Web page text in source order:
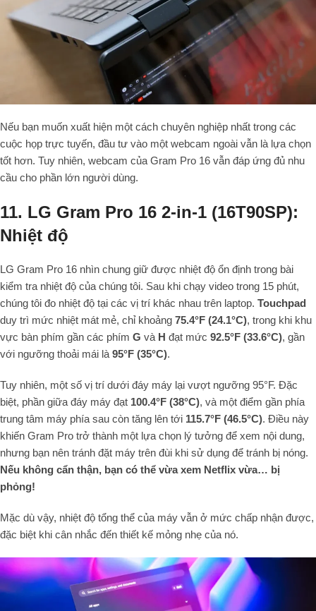
Nếu bạn muốn xuất hiện một cách chuyên nghiệp nhất trong các
cuộc họp trực tuyến, đầu tư vào một webcam ngoài vẫn là lựa chọn
tốt hơn. Tuy nhiên, webcam của Gram Pro 16 vẫn đáp ứng đủ nhu
cầu cho phần lớn người dùng.
11. LG Gram Pro 16 2-in-1 (16T90SP):
Nhiệt độ
LG Gram Pro 16 nhìn chung giữ được nhiệt độ ổn định trong bài
kiểm tra nhiệt độ của chúng tôi. Sau khi chạy video trong 15 phút,
chúng tôi đo nhiệt độ tại các vị trí khác nhau trên laptop. Touchpad
duy trì mức nhiệt mát mẻ, chỉ khoảng 75.4°F (24.1°C), trong khi khu
vực bàn phím gần các phím G và H đạt mức 92.5°F (33.6°C), gần
với ngưỡng thoải mái là 95°F (35°C).
Tuy nhiên, một số vị trí dưới đáy máy lại vượt ngưỡng 95°F. Đặc
biệt, phần giữa đáy máy đạt 100.4°F (38°C), và một điểm gần phía
trung tâm máy phía sau còn tăng lên tới 115.7°F (46.5°C). Điều này
khiến Gram Pro trở thành một lựa chọn lý tưởng để xem nội dung,
nhưng bạn nên tránh đặt máy trên đùi khi sử dụng để tránh bị nóng.
Nếu không cẩn thận, bạn có thể vừa xem Netflix vừa… bị
phỏng!
Mặc dù vậy, nhiệt độ tổng thể của máy vẫn ở mức chấp nhận được,
đặc biệt khi cân nhắc đến thiết kế mỏng nhẹ của nó.